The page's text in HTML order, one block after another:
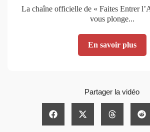
La chaîne officielle de « Faites Entrer
vous plonge...
En savoir plus
Partager la vidéo